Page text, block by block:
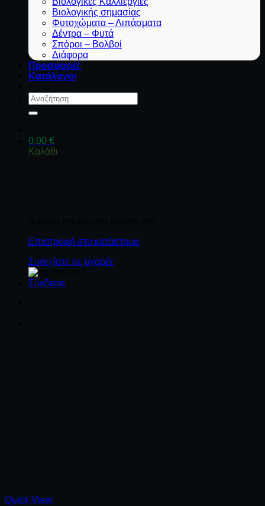
Βιολογικής σημασίας
Φυτοχώματα – Λιπάσματα
Δέντρα – Φυτά
Σπόροι – Βολβοί
Διάφορα
Προσφορές
Κατάλογοι
Αναζήτηση
για:
0.00 €
Καλάθι
Επιστροφή στο κατάστημα
Συνεχίστε τις αγορές
Σύνδεση
Quick View